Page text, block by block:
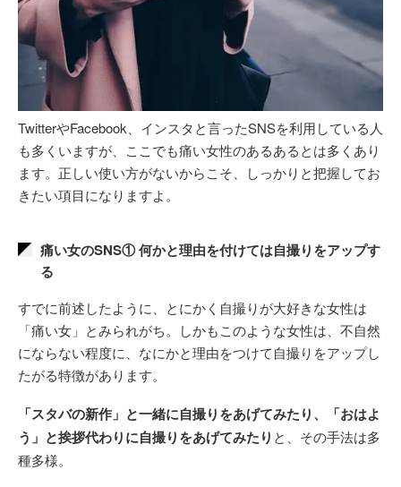
TwitterやFacebook、インスタと言ったSNSを利用している人
も多くいますが、ここでも痛い女性のあるあるとは多くあり
ます。正しい使い方がないからこそ、しっかりと把握してお
きたい項目になりますよ。
痛い女のSNS① 何かと理由を付けては自撮りをアップす
る
すでに前述したように、とにかく自撮りが大好きな女性は
「痛い女」とみられがち。しかもこのような女性は、不自然
にならない程度に、なにかと理由をつけて自撮りをアップし
たがる特徴があります。
「スタバの新作」と一緒に自撮りをあげてみたり、「おはよ
う」と挨拶代わりに自撮りをあげてみたり と、その手法は多
種多様。